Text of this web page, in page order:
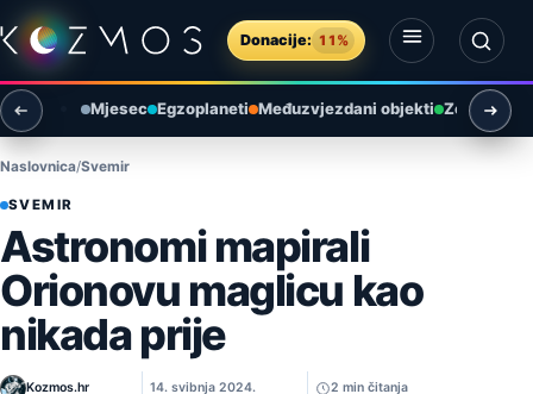
Preskoči na sadržaj
Donacije: 11%
Otvori izbornik
Otvori pretragu
Mjesec Egzoplaneti Međuzvjezdani objekti Zemlja i
Naslovnica Svemir
SVEMIR
Astronomi mapirali
Orionovu maglicu kao
nikada prije
Kozmos.hr 14. svibnja 2024. 2 min čitanja